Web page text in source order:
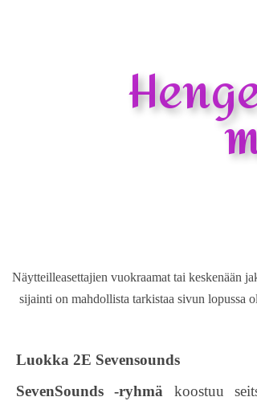
Näytteilleasettajien vuokraamat tai keskenään
sijainti on mahdollista tarkistaa sivun lopussa
Luokka 2E Sevensounds
SevenSounds -ryhmä koostuu